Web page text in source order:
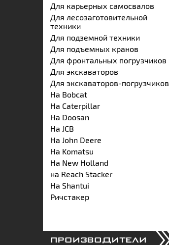
Для карьерных самосвалов
Для лесозаготовительной
техники
Для подземной техники
Для подъемных кранов
Для фронтальных погрузчиков
Для экскаваторов
Для экскаваторов-погрузчиков
На Bobcat
На Caterpillar
На Doosan
На JCB
На John Deere
На Komatsu
На New Holland
на Reach Stacker
На Shantui
Ричстакер
ПРОИЗВОДИТЕЛИ